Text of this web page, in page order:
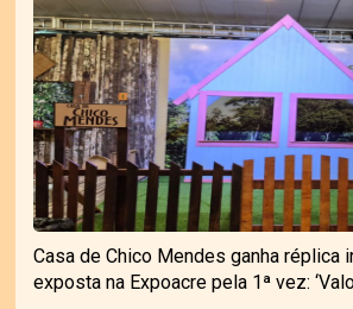
Casa de Chico Mendes ganha réplica
exposta na Expoacre pela 1ª vez: